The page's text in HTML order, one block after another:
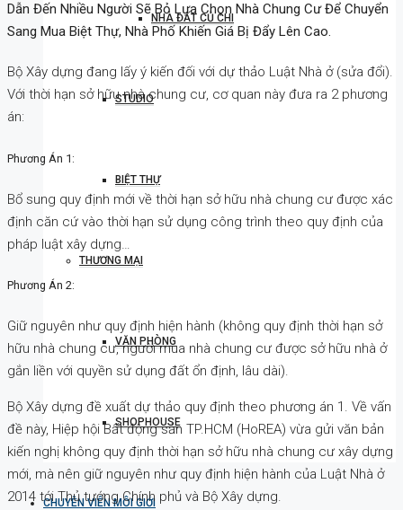
NHÀ ĐẤT CỦ CHI
STUDIO
BIỆT THỰ
THƯƠNG MẠI
VĂN PHÒNG
SHOPHOUSE
CHUYÊN VIÊN MÔI GIỚI
Dẫn Đến Nhiều Người Sẽ Bỏ Lựa Chọn Nhà Chung Cư Để Chuyển
Sang Mua Biệt Thự, Nhà Phố Khiến Giá Bị Đẩy Lên Cao.
Bộ Xây dựng đang lấy ý kiến đối với dự thảo Luật Nhà ở (sửa đổi).
Với thời hạn sở hữu nhà chung cư, cơ quan này đưa ra 2 phương
án:
Phương Án 1:
Bổ sung quy định mới về thời hạn sở hữu nhà chung cư được xác
định căn cứ vào thời hạn sử dụng công trình theo quy định của
pháp luật xây dựng…
Phương Án 2:
Giữ nguyên như quy định hiện hành (không quy định thời hạn sở
hữu nhà chung cư, người mua nhà chung cư được sở hữu nhà ở
gắn liền với quyền sử dụng đất ổn định, lâu dài).
Bộ Xây dựng đề xuất dự thảo quy định theo phương án 1. Về vấn
đề này, Hiệp hội Bất động sản TP.HCM (HoREA) vừa gửi văn bản
kiến nghị không quy định thời hạn sở hữu nhà chung cư xây dựng
mới, mà nên giữ nguyên như quy định hiện hành của Luật Nhà ở
2014 tới Thủ tướng Chính phủ và Bộ Xây dựng.